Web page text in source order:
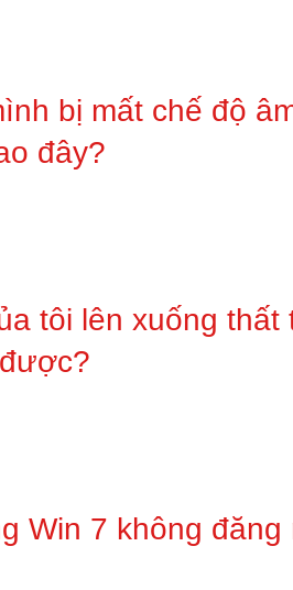
bị mất chế độ
đây?
tôi lên xuống
Win 7 không